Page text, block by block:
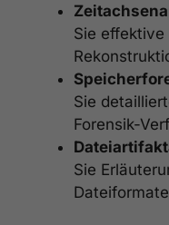
Sie
Sie
Forensik-
Sie